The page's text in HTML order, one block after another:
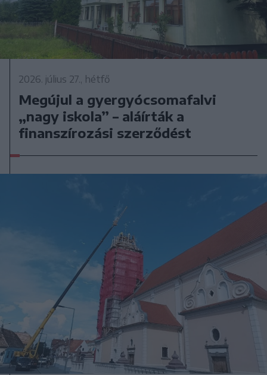
2026. július 27., hétfő
Megújul a gyergyócsomafalvi
„nagy iskola” – aláírták a
finanszírozási szerződést